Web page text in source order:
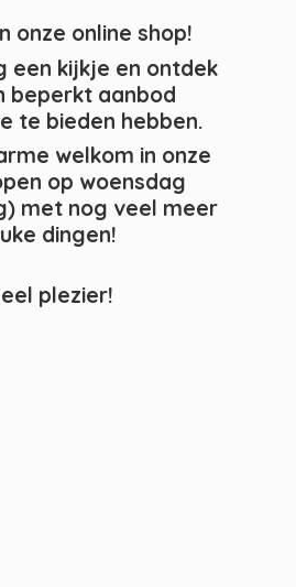
onze online shop!
een kijkje en ontdek
beperkt aanbod
te bieden hebben.
welkom in onze
op woensdag
met nog veel meer
dingen!
plezier!